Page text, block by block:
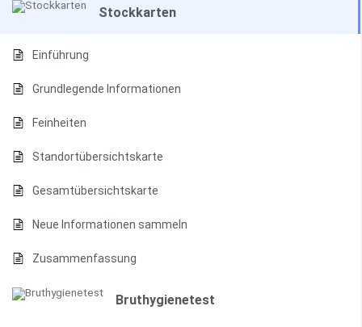
Stockkarten
Einführung
Grundlegende Informationen
Feinheiten
Standortübersichtskarte
Gesamtübersichtskarte
Neue Informationen sammeln
Zusammenfassung
Bruthygienetest